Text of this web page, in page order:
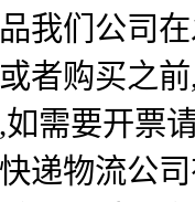
我们公司
者购买之
需要开票
递物流公